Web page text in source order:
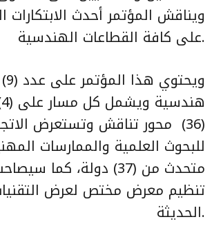
ويناقش المؤتمر أحدث الابتكارات
على كافة القطاعات الهندسية.
(36) محور تناقش وتستعرض
متحدث من (37) دولة، كما
تنظيم معرض مختص لعرض
الحديثة.